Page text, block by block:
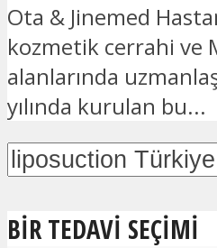
Ota & Jinemed
kozmetik cerrahi ve
alanlarında
yılında kurulan bu...
BIR TEDAVI SEÇIMI